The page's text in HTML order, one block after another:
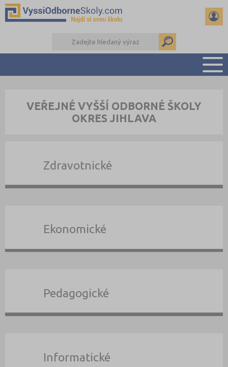
PŘÍPRAVA NA PŘIJÍMAČKY
KALENDÁŘ AKCÍ
VEŘEJNÉ VYŠŠÍ ODBORNÉ ŠKOLY
OKRES JIHLAVA
Zdravotnické
Ekonomické
Pedagogické
Informatické